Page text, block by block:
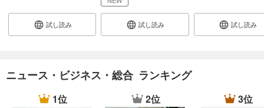
週刊東洋経済 2025/12/27・2026/1/3合併号
880
カート
880
試し読み 試し読み 試し読み
ニュース・ビジネス・総合 ランキング
1位 2位 3位